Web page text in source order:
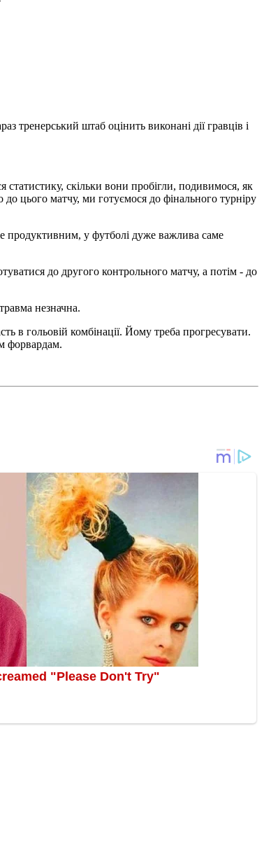
тренерський штаб оцінить виконані дії гравців і
скільки вони пробігли, подивимося, як
цього матчу, ми готуємося до фінального турніру
продуктивним, у футболі дуже важлива саме
до другого контрольного матчу, а потім - до
незначна.
в гольовій комбінації. Йому треба прогресувати.
форвардам.